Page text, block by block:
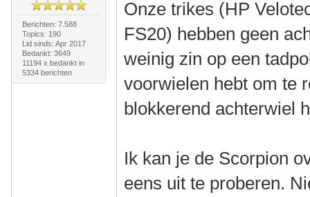
Berichten: 7.588
Topics: 190
Lid sinds: Apr 2017
Bedankt: 3649
11194 x bedankt in
5334 berichten
Onze trikes (HP
FS20) hebben geen
weinig zin op een
voorwielen hebt om te
blokkerend achterwiel
Ik kan je de Scorpion
eens uit te proberen.